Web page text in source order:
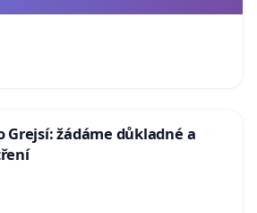
Grejsí: žádáme důkladné a